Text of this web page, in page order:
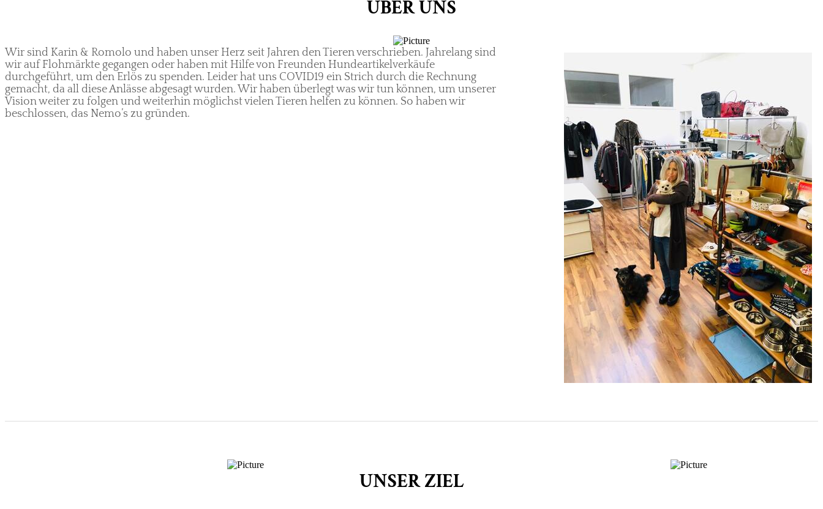
ÜBER UNS
Wir sind Karin & Romolo und haben unser Herz seit Jahren den Tieren verschrieben. Jahrelang sind
wir auf Flohmärkte gegangen oder haben mit Hilfe von Freunden Hundeartikelverkäufe
durchgeführt, um den Erlös zu spenden. Leider hat uns COVID19 ein Strich durch die Rechnung
gemacht, da all diese Anlässe abgesagt wurden. Wir haben überlegt was wir tun können, um unserer
Vision weiter zu folgen und weiterhin möglichst vielen Tieren helfen zu können. So haben wir
beschlossen, das Nemo’s zu gründen.
UNSER ZIEL